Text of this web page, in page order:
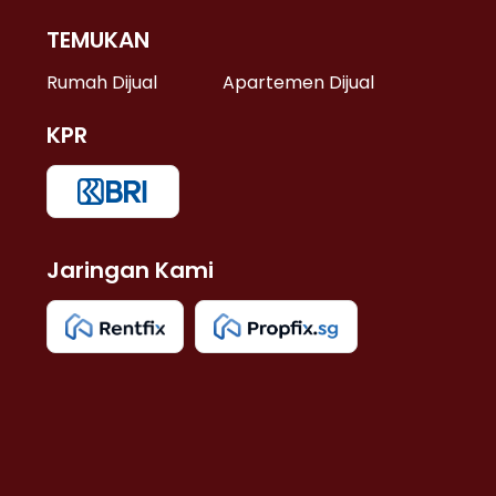
TEMUKAN
Rumah Dijual Apartemen Dijual
KPR
Jaringan Kami